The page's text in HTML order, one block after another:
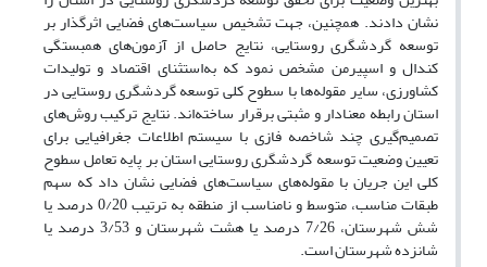
نشان دادند. همچنین، جهت تشخیص سیاست‌های فضایی اثرگذار بر
توسعه گردشگری روستایی، نتایج حاصل از آزمون‌های همبستگی
کندال و اسپیرمن مشخص نمود که به‌استثنای اقتصاد و تولیدات
کشاورزی، سایر مقوله‌ها با سطوح کلی توسعه گردشگری روستایی در
استان رابطه معنادار و مثبتی برقرار ساخته‌اند. نتایج ترکیب روش‌های
تصمیم‌گیری چند شاخصه فازی با سیستم اطلاعات جغرافیایی برای
تعیین وضعیت توسعه گردشگری روستایی استان بر پایه تعامل سطوح
کلی این جریان با مقوله‌های سیاست‌های فضایی نشان داد که سهم
طبقات مناسب، متوسط و نامناسب از منطقه به ترتیب 0/20 درصد یا
شش شهرستان، 7/26 درصد یا هشت شهرستان و 3/53 درصد یا
شانزده شهرستان است.